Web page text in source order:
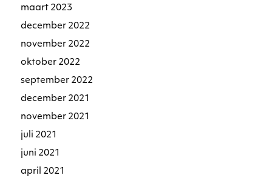
maart 2023
december 2022
november 2022
oktober 2022
september 2022
december 2021
november 2021
juli 2021
juni 2021
april 2021